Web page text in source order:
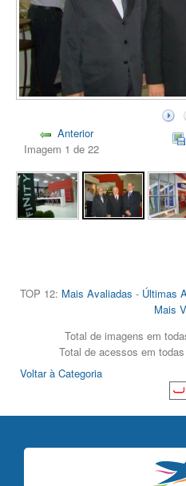
Anterior
Imagem 1 de 22
TOP 12: Mais Avaliadas - Últimas
Mais
Total de imagens em
Total de acessos em
Voltar à Categoria